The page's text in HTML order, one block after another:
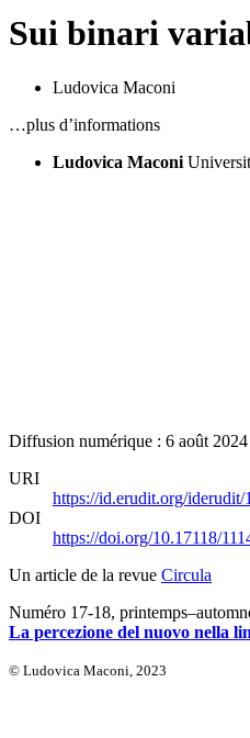
Sui binari
Ludovica Maconi
…plus d’informations
Ludovica Maconi
Diffusion numérique : 6 août 2024
URI
https://id.erudit.org/iderudit/
DOI
https://doi.org/10.17118/
Un article de la revue Circula
Numéro 17-18,
La percezione del nuovo nella
© Ludovica Maconi, 2023